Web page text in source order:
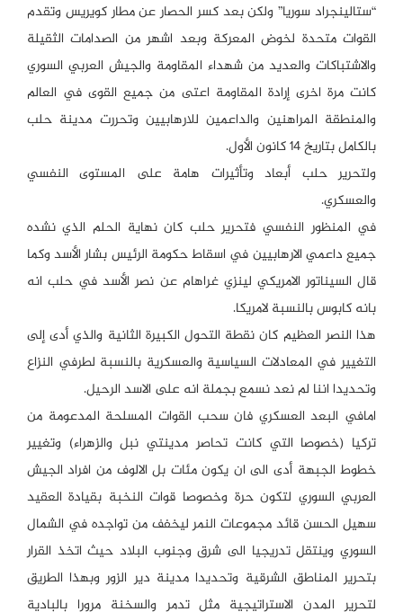
“ستالينجراد سوريا” ولكن بعد كسر الحصار عن مطار كويريس وتقدم
القوات متحدة لخوض المعركة وبعد اشهر من الصدامات الثقيلة
والاشتباكات والعديد من شهداء المقاومة والجيش العربي السوري
كانت مرة اخرى إرادة المقاومة اعتى من جميع القوى في العالم
والمنطقة المراهنين والداعمين للارهابيين وتحررت مدينة حلب
بالكامل بتاريخ ١٤ كانون الأول.
ولتحرير حلب أبعاد وتأثيرات هامة على المستوى النفسي
والعسكري.
في المنظور النفسي فتحرير حلب كان نهاية الحلم الذي نشده
جميع داعمي الارهابيين في اسقاط حكومة الرئيس بشار الأسد وكما
قال السيناتور الامريكي لينزي غراهام عن نصر الأسد في حلب انه
بانه كابوس بالنسبة لامريكا.
هذا النصر العظيم كان نقطة التحول الكبيرة الثانية والذي أدى إلى
التغيير في المعادلات السياسية والعسكرية بالنسبة لطرفي النزاع
وتحديدا اننا لم نعد نسمع بجملة انه على الاسد الرحيل.
امافي البعد العسكري فان سحب القوات المسلحة المدعومة من
تركيا (خصوصا التي كانت تحاصر مدينتي نبل والزهراء) وتغيير
خطوط الجبهة أدى الى ان يكون مئات بل الالوف من افراد الجيش
العربي السوري لتكون حرة وخصوصا قوات النخبة بقيادة العقيد
سهيل الحسن قائد مجموعات النمر ليخفف من تواجده في الشمال
السوري وينتقل تدريجيا الى شرق وجنوب البلاد حيث اتخذ القرار
بتحرير المناطق الشرقية وتحديدا مدينة دير الزور وبهذا الطريق
لتحرير المدن الاستراتيجية مثل تدمر والسخنة مرورا بالبادية